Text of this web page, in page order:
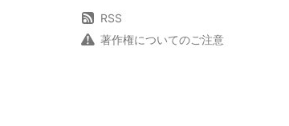
RSS
著作権についてのご注意